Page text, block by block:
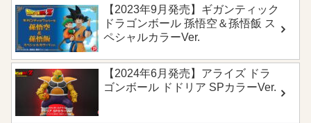
【2023年9月発売】ギガンティック
ドラゴンボール 孫悟空＆孫悟飯 ス
ペシャルカラーVer.
【2024年6月発売】アライズ ドラ
ゴンボール ドドリア SPカラーVer.